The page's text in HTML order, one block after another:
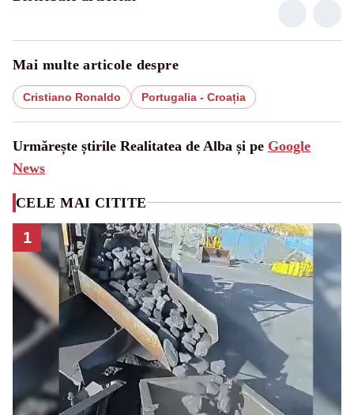
Mai multe articole despre
Cristiano Ronaldo Portugalia - Croația
Urmărește știrile Realitatea de Alba și pe Google
News
CELE MAI CITITE
1